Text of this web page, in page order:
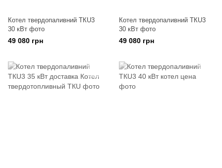
Котел твердопаливний ТКU3
30 кВт фото
49 080 грн
Котел твердопаливний ТКU3
30 кВт фото
49 080 грн